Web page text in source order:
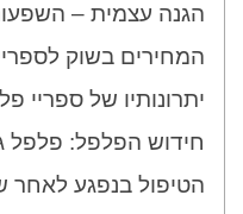
הגנה עצמית –
המחירים בשוק
יתרונותיו של ספריי
חידוש הפלפל: פלפל
הטיפול בנפגע לאחר